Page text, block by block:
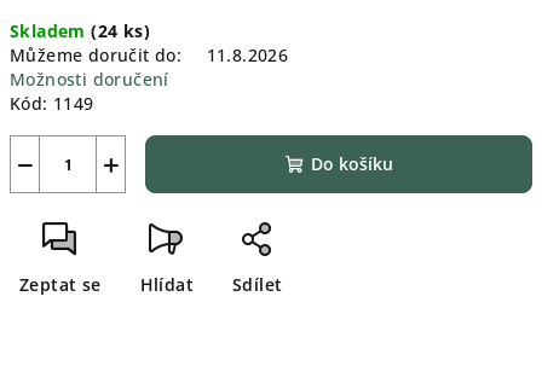
Skladem(24 ks)
Můžeme doručit do:
11.8.2026
Možnosti doručení
Kód: 1149
+
− Do košíku
Zeptat se Hlídat Sdílet